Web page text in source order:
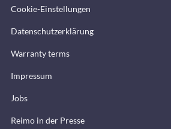
Cookie-Einstellungen
Datenschutzerklärung
Warranty terms
Impressum
Jobs
Reimo in der Presse